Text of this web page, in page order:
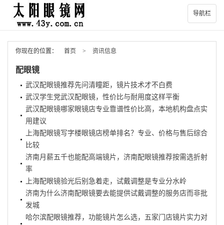
导航栏
你现在的位置： 首页 > 资讯信息
配眼镜
武汉配眼镜推荐先问清瞳距，镜片技术才不白费
武汉学生党武汉配眼镜，性价比与耐用度这样平衡
武汉配眼镜哪家眼镜店专业靠谱性价比高，本地机构盘点实
用建议
上海配眼镜写字楼眼镜店榜单排名？专业、价格与售后综合
比较
济南月薪五千也能配高端镜片，济南配眼镜推荐按需选折射
率
上海配眼镜验光后别急着走，试戴调整是专业分水岭
济南为什么济南配眼镜要去能提供试戴调整的服务店而非批
发城
哈尔滨配眼镜推荐，功能镜片怎么选，五家门店镜片实力对